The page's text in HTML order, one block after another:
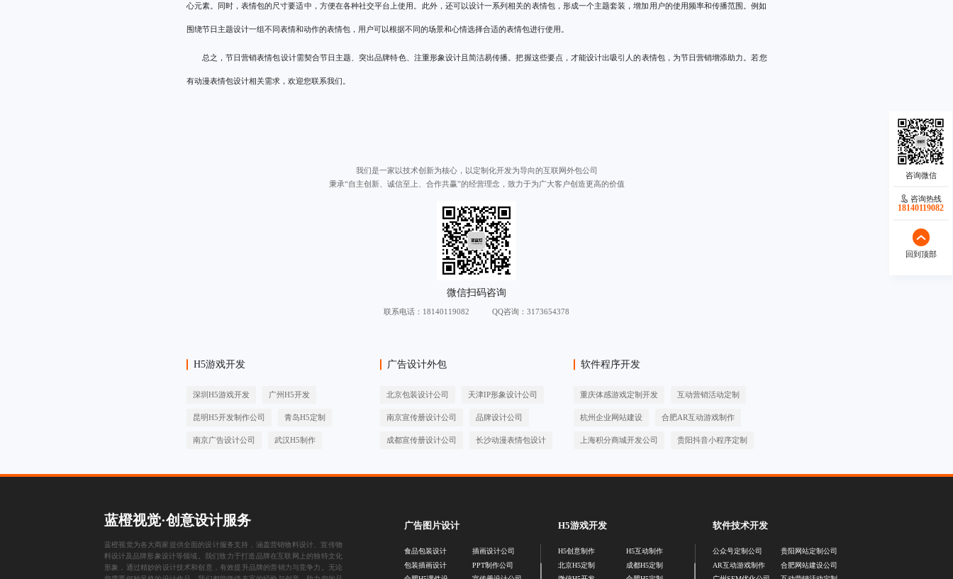
心元素。同时，表情包的尺寸要适中，方便在各种社交平台上使用。此外，还可以设计一系列相关的表情包，形成一个主题套装，增加用户的使用频率和传播范围。例如
围绕节日主题设计一组不同表情和动作的表情包，用户可以根据不同的场景和心情选择合适的表情包进行使用。
总之，节日营销表情包设计需契合节日主题、突出品牌特色、注重形象设计且简洁易传播。把握这些要点，才能设计出吸引人的表情包，为节日营销增添助力。若您
有动漫表情包设计相关需求，欢迎您联系我们。
我们是一家以技术创新为核心，以定制化开发为导向的互联网外包公司
秉承“自主创新、诚信至上、合作共赢”的经营理念，致力于为广大客户创造更高的价值
联系电话： 18140119082 QQ咨询：3173654378
H5游戏开发
深圳H5游戏开发 广州H5开发
昆明H5开发制作公司 青岛H5定制
南京广告设计公司 武汉H5制作
广告设计外包
北京包装设计公司 天津IP形象设计公司
南京宣传册设计公司 品牌设计公司
成都宣传册设计公司 长沙动漫表情包设计
软件程序开发
重庆体感游戏定制开发 互动营销活动定制
杭州企业网站建设 合肥AR互动游戏制作
上海积分商城开发公司 贵阳抖音小程序定制
咨询热线
18140119082
回到顶部
蓝橙视觉·创意设计服务
蓝橙视觉为各大商家提供全面的设计服务支持，涵盖营销物料设计、 宣传物
料设计及品牌形象设计等领域。我们致力于打造品牌在互联网上的独特文化
形象，通过精妙的设计技术和创意，有效提升品牌的营销力与竞争力。无论
广告图片设计
食品包装设计
包装插画设计
插画设计公司
PPT制作公司
H5游戏开发
H5创意制作
北京H5定制
H5互动制作
成都H5定制
软件技术开发
公众号定制公司
AR互动游戏制作
贵阳网站定制公司
合肥网站建设公司